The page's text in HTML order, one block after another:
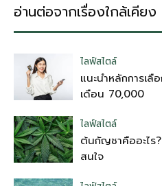
อ่านต่อจากเรื่องใกล้เคียง
ไลฟ์สไตล์
แนะนำหลักการเลื
เดือน 70,000
ไลฟ์สไตล์
ต้นกัญชาคืออะไร
สนใจ